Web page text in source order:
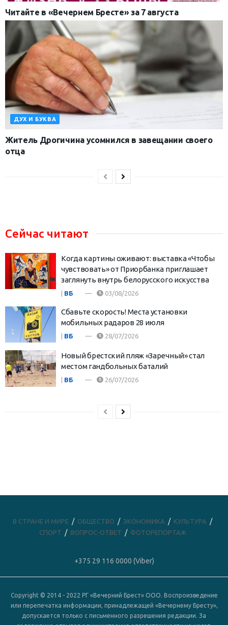
Читайте в «Вечернем Бресте» за 7 августа
ДУХ И БУКВА
Житель Дрогичина усомнился в завещании своего
отца
Сейчас читают
Когда картины оживают: выставка «Чтобы
чувствовать» от Приорбанка приглашает
заглянуть внутрь белорусского искусства
| ВБ 03/08/2026
Сбавьте скорость! Места установки
мобильных радаров 28 июля
| ВБ 28/07/2026
Новый брестский пляж «Заречный» стал
местом гандбольных баталий
ВБ 26/07/2026
В СТРАНЕ И МИРЕ ОБЩЕСТВО ЭКОНОМИКА
КУЛЬТУРА
СПОРТ
ВОПРОС-ОТВЕТ ФОТОРЕПОРТАЖ
+375 29 116 0000 (Viber)
Copyright © 2014 - 2022 РГ «Вечерний Брест» ООО. Воспроизведение
или перепечатка информации, принадлежащей «Вечернему Бресту»,
допускается только с письменного разрешения редакции. За